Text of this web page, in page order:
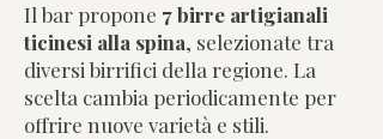
Il bar propone 7 birre artigianali
ticinesi alla spina, selezionate tra
diversi birrifici della regione. La
scelta cambia periodicamente per
offrire nuove varietà e stili.